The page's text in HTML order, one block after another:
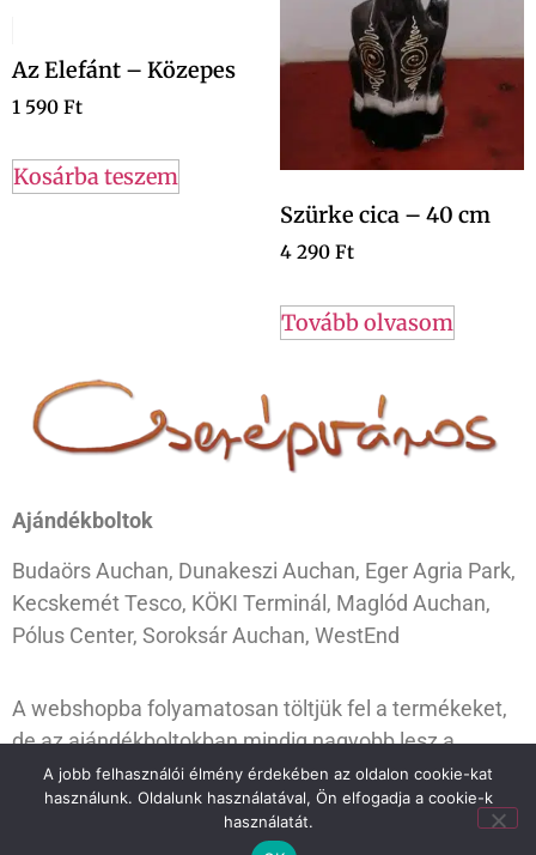
Az Elefánt – Közepes
1 590 Ft
Kosárba teszem
Szürke cica – 40 cm
4 290 Ft
Tovább olvasom
Ajándékboltok
Budaörs Auchan, Dunakeszi Auchan, Eger Agria Park,
Kecskemét Tesco, KÖKI Terminál, Maglód Auchan,
Pólus Center, Soroksár Auchan, WestEnd
A webshopba folyamatosan töltjük fel a termékeket,
de az ajándékboltokban mindig nagyobb lesz a
választék. Ugorj be hozzánk, és válogass kedvedre!
A jobb felhasználói élmény érdekében az oldalon cookie-kat
használunk. Oldalunk használatával, Ön elfogadja a cookie-k
használatát.